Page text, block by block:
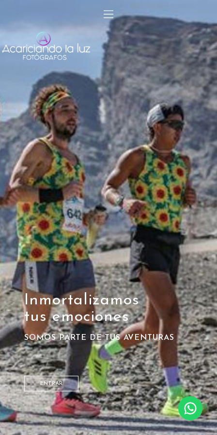
Inmortalizamos
tus emociones
SOMOS PARTE DE TUS AVENTURAS
ENTRAR